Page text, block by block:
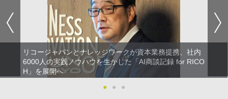
リコージャパンとナレッジワークが資本業務提携、社内
6000人の実践ノウハウを生かした「AI商談記録 for RICO
H」を展開へ
●
● ●